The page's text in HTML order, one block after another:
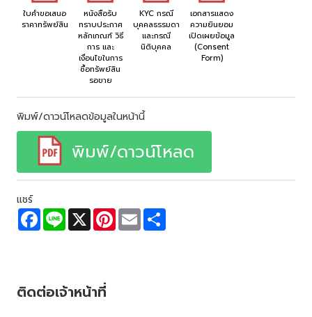
ใบคำขอเสนอ
ราคาทรัพย์สิน
หนังสือรับ
ทราบประกาศ
หลักเกณฑ์ วิธี
การ และ
เงื่อนไขในการ
ซื้อทรัพย์สิน
รอขาย
KYC กรณี
บุคคลธรรมดา
และกรณี
นิติบุคคล
เอกสารแสดง
ความยินยอม
เปิดเผยข้อมูล
(Consent
Form)
พิมพ์/ดาวน์โหลดข้อมูลในหน้านี้
พิมพ์/ดาวน์โหลด
แชร์
F
a
c
o
k
L
n
X P
n
E
m
a
ติดต่อเจ้าหน้าที่